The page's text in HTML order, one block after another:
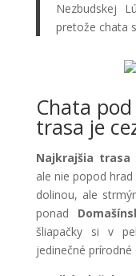
Nezbudskej
pretože chata
Chata
trasa je
Najkrajšia trasa
ale nie popod
dolinou, ale
ponad
šliapačky si v
jedinečné prírodné